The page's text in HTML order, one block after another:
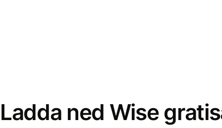
Ladda ned Wise